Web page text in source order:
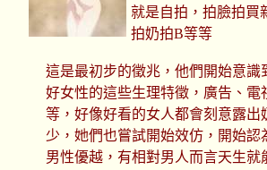
就是自拍，拍臉拍買
拍奶拍B等等
這是最初步的徵兆，他們開始意識
好女性的這些生理特徵，廣告、電
等，好像好看的女人都會刻意露出
少，她們也嘗試開始效仿，開始認
男性優越，有相對男人而言天生就